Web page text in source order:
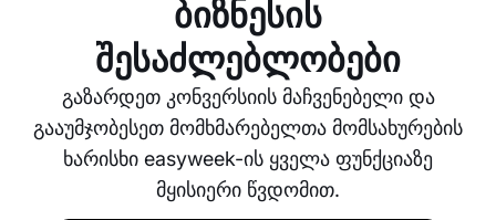
აერთიანებს ყველა ამ ფუნქციას.
ბიზნესის
შესაძლებლობები
გაზარდეთ კონვერსიის მაჩვენებელი და
გააუმჯობესეთ მომხმარებელთა მომსახურების
ხარისხი easyweek-ის ყველა ფუნქციაზე
მყისიერი წვდომით.